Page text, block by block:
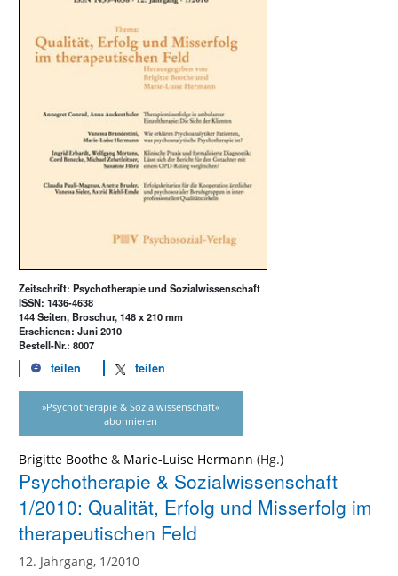
Zeitschrift: Psychotherapie und Sozialwissenschaft
ISSN: 1436-4638
144 Seiten, Broschur, 148 x 210 mm
Erschienen: Juni 2010
Bestell-Nr.: 8007
teilen teilen
»Psychotherapie & Sozialwissenschaft«
abonnieren
Brigitte Boothe & Marie-Luise Hermann
Psychotherapie & Sozialwissenschaft
1/2010: Qualität, Erfolg und Misserfolg im
therapeutischen Feld
12. Jahrgang, 1/2010